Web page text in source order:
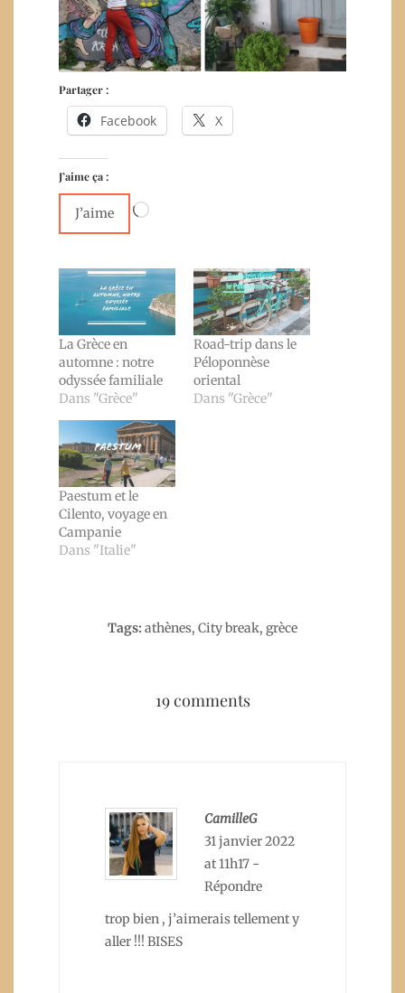
Partager :
Facebook X
J’aime ça :
J’aime
Chargement…
La Grèce en
automne : notre
odyssée familiale
Dans "Grèce"
Road-trip dans le
Péloponnèse
oriental
Dans "Grèce"
Paestum et le
Cilento, voyage en
Campanie
Dans "Italie"
Tags: athènes, City break, grèce
19 comments
CamilleG
31 janvier 2022
at 11h17 -
Répondre
trop bien , j’aimerais tellement y
aller !!! BISES